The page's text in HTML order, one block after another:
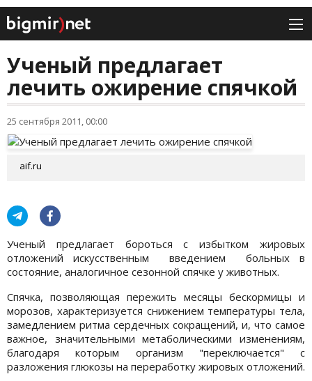
Ученый предлагает
лечить ожирение спячкой
25 сентября 2011, 00:00
aif.ru
Ученый предлагает бороться с избытком жировых
отложений искусственным введением больных в
состояние, аналогичное сезонной спячке у животных.
Спячка, позволяющая пережить месяцы бескормицы и
морозов, характеризуется снижением температуры тела,
замедлением ритма сердечных сокращений, и, что самое
важное, значительными метаболическими изменениям,
благодаря которым организм "переключается" с
разложения глюкозы на переработку жировых отложений.